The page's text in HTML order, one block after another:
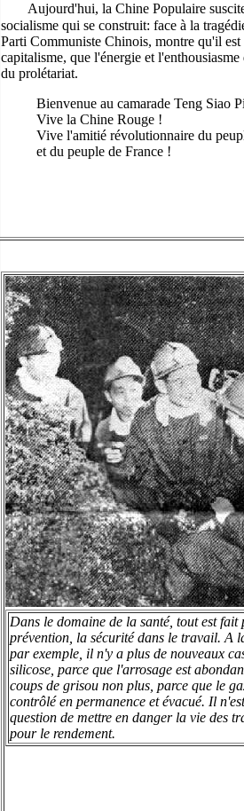
Aujourd'hui, la Chine Populaire
socialisme qui se construit: face à la
Parti Communiste Chinois, montre qu'il
capitalisme, que l'énergie et
du prolétariat.
Bienvenue au camarade Teng Siao
Vive la Chine Rouge !
Vive l'amitié révolutionnaire du
et du peuple de France !
Dans le domaine de la santé, tout est fait
prévention, la sécurité dans le travail. A
par exemple, il n'y a plus de nouveaux
silicose, parce que l'arrosage est
coups de grisou non plus, parce que le
contrôlé en permanence et évacué. Il
question de mettre en danger la vie des
pour le rendement.